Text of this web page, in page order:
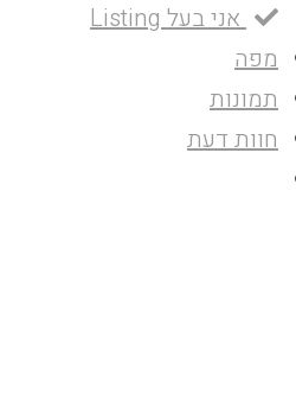
אני בעל Listing
מפה
תמונות
חוות דעת